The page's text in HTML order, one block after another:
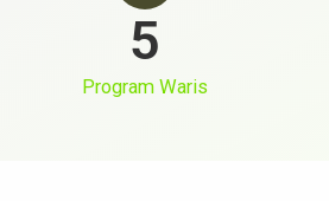
5
Program Waris